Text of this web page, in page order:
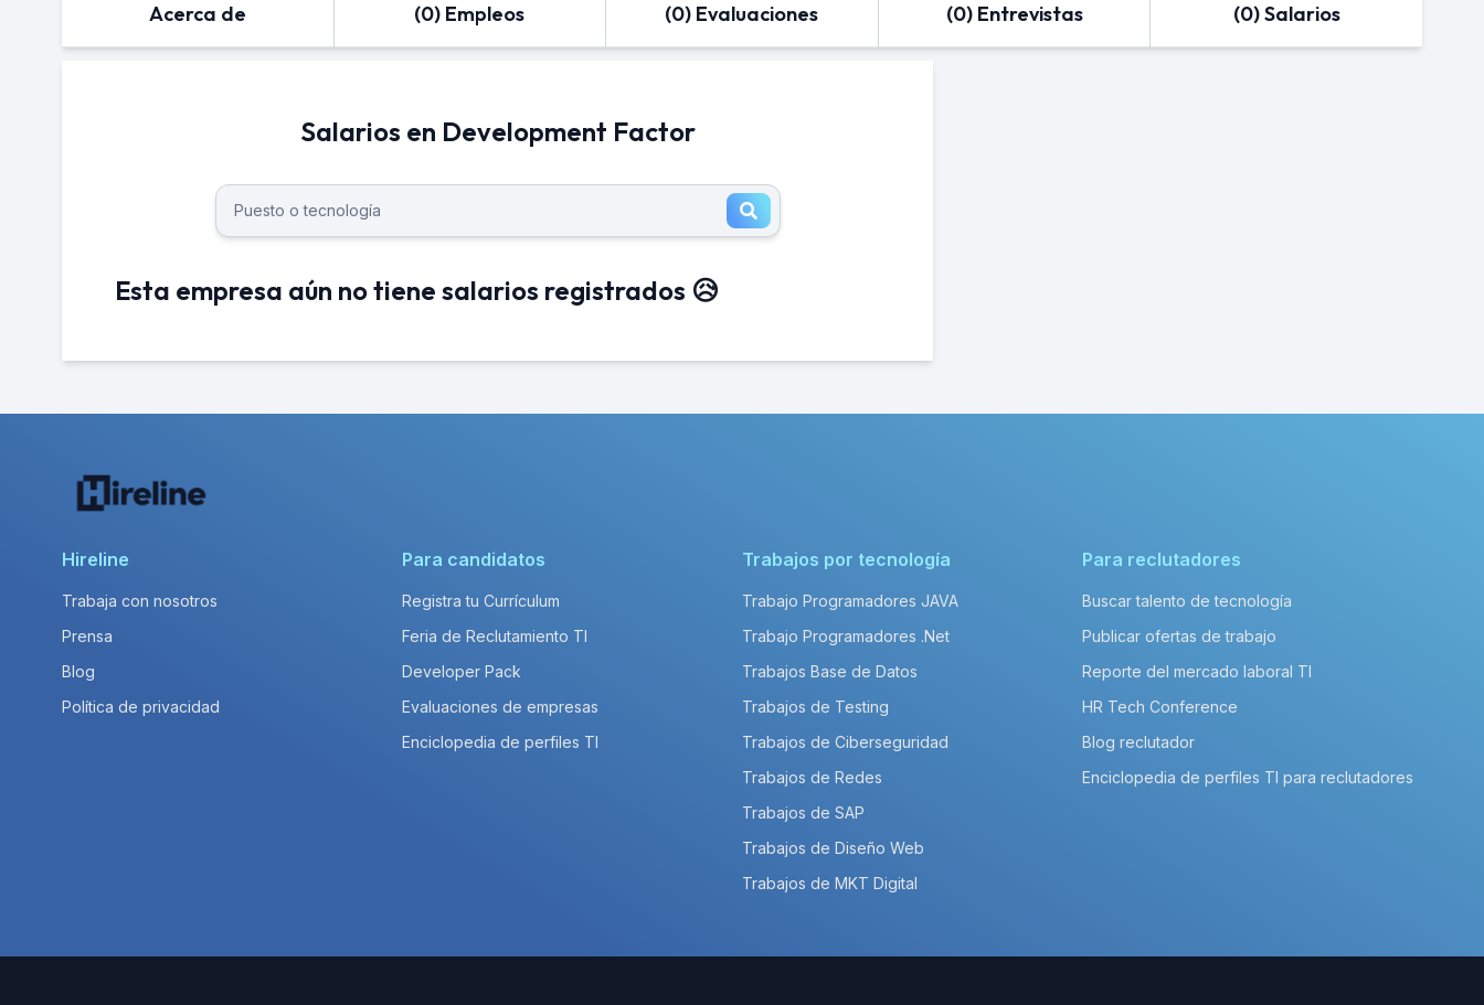
Acerca de (0) Empleos (0) Evaluaciones (0) Entrevistas (0) Salarios
Salarios en Development Factor
Esta empresa aún no tiene salarios registrados 😥
Hireline
Trabaja con nosotros
Prensa
Blog
Política de privacidad
Para candidatos
Registra tu Currículum
Feria de Reclutamiento TI
Developer Pack
Evaluaciones de empresas
Enciclopedia de perfiles TI
Trabajos por tecnología
Trabajo Programadores JAVA
Trabajo Programadores .Net
Trabajos Base de Datos
Trabajos de Testing
Trabajos de Ciberseguridad
Trabajos de Redes
Trabajos de SAP
Trabajos de Diseño Web
Trabajos de MKT Digital
Para reclutadores
Buscar talento de tecnología
Publicar ofertas de trabajo
Reporte del mercado laboral TI
HR Tech Conference
Blog reclutador
Enciclopedia de perfiles TI para reclutadores